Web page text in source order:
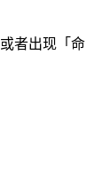
者出现「命